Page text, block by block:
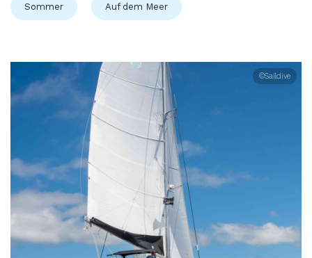
Sommer Auf dem Meer
©Saildive